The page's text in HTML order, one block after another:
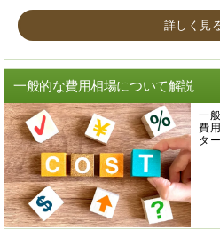
詳しく見
一般的な費用相場について解説
一
費
タ